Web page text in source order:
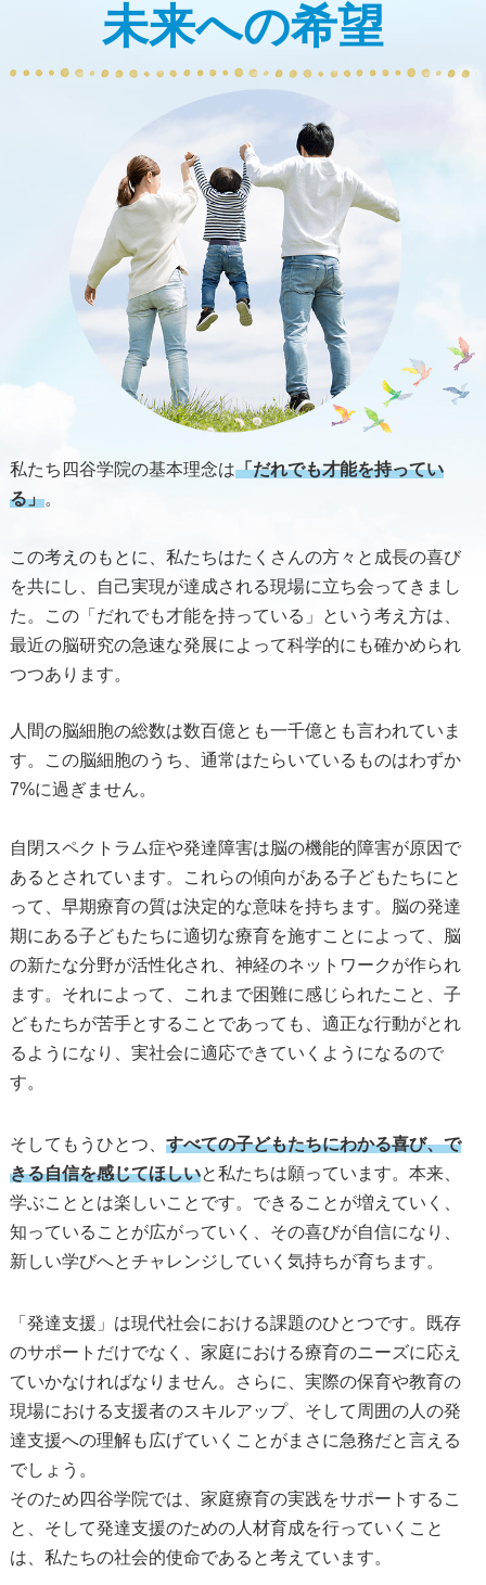
未来への希望
私たち四谷学院の基本理念は「だれでも才能を持ってい
る」。
この考えのもとに、私たちはたくさんの方々と成長の喜び
を共にし、自己実現が達成される現場に立ち会ってきまし
た。この「だれでも才能を持っている」という考え方は、
最近の脳研究の急速な発展によって科学的にも確かめられ
つつあります。
人間の脳細胞の総数は数百億とも一千億とも言われていま
す。この脳細胞のうち、通常はたらいているものはわずか
7%に過ぎません。
自閉スペクトラム症や発達障害は脳の機能的障害が原因で
あるとされています。これらの傾向がある子どもたちにと
って、早期療育の質は決定的な意味を持ちます。脳の発達
期にある子どもたちに適切な療育を施すことによって、脳
の新たな分野が活性化され、神経のネットワークが作られ
ます。それによって、これまで困難に感じられたこと、子
どもたちが苦手とすることであっても、適正な行動がとれ
るようになり、実社会に適応できていくようになるので
す。
そしてもうひとつ、 すべての子どもたちにわかる喜び、で
きる自信を感じてほしいと私たちは願っています。本来、
学ぶこととは楽しいことです。できることが増えていく、
知っていることが広がっていく、その喜びが自信になり、
新しい学びへとチャレンジしていく気持ちが育ちます。
「発達支援」は現代社会における課題のひとつです。既存
のサポートだけでなく、家庭における療育のニーズに応え
ていかなければなりません。さらに、実際の保育や教育の
現場における支援者のスキルアップ、そして周囲の人の発
達支援への理解も広げていくことがまさに急務だと言える
でしょう。
そのため四谷学院では、家庭療育の実践をサポートするこ
と、そして発達支援のための人材育成を行っていくこと
は、私たちの社会的使命であると考えています。